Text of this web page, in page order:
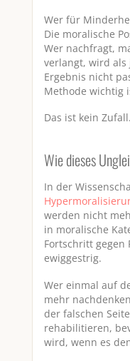
Wer für
Die moralische
Wer nachfragt,
verlangt, wird als
Ergebnis nicht
Methode wichtig
Das ist kein
Wie dieses
In der
werden nicht
in moralische
Fortschritt gegen
ewiggestrig.
Wer einmal auf
mehr
der falschen
rehabilitieren,
wird, wenn es